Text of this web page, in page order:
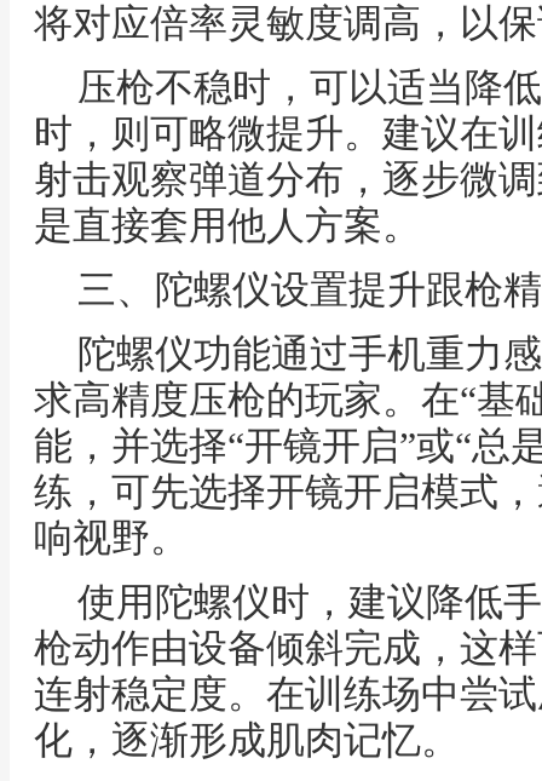
将对应倍率灵敏度调高，以
压枪不稳时，可以适当降
时，则可略微提升。建议在
射击观察弹道分布，逐步微
是直接套用他人方案。
三、陀螺仪设置提升跟枪
陀螺仪功能通过手机重力
求高精度压枪的玩家。在“基
能，并选择“开镜开启”或“总
练，可先选择开镜开启模式
响视野。
使用陀螺仪时，建议降低
枪动作由设备倾斜完成，这
连射稳定度。在训练场中尝
化，逐渐形成肌肉记忆。